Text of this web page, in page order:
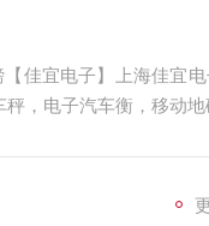
佳宜电子】上海佳宜
，电子汽车衡，移动